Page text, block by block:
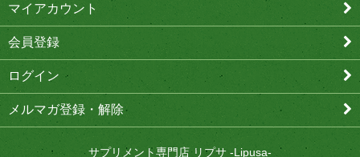
マイアカウント
会員登録
ログイン
メルマガ登録・解除
サプリメント専門店 リプサ -Lipusa-